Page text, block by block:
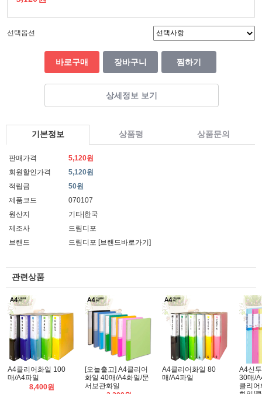
선택옵션
바로구매 장바구니 찜하기
상세정보 보기
기본정보 상품평 상품문의
판매가격
5,120원
회원할인가격
5,120원
적립금
50원
제품코드
070107
원산지
기타|한국
제조사
드림디포
브랜드
드림디포 [브랜드바로가기]
관련상품
A4클리어화일 100
매/A4파일
8,400원
[오늘출고] A4클리어
화일 40매/A4화일/문
서보관화일
A4클리어화일 80
매/A4파일
A4신
30매/
클리